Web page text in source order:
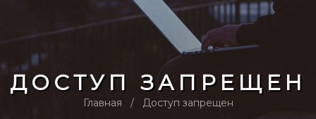
ДОСТУП ЗАПРЕЩЕН
Главная Доступ запрещен